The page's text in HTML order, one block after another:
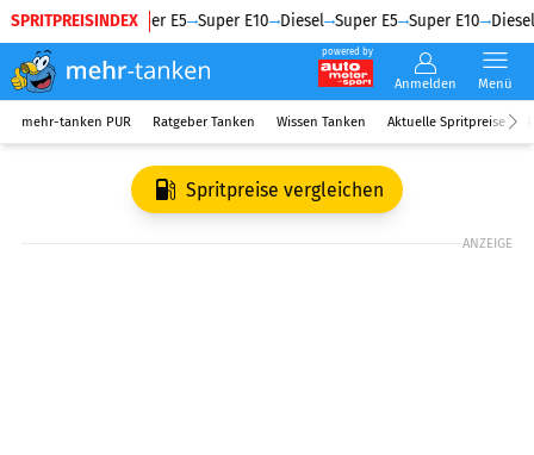
SPRITPREISINDEX
Diesel Super E5 Super E10 Diesel Super E5 Super E10 Diesel
powered by
Anmelden Menü
mehr-tanken PUR Ratgeber Tanken Wissen Tanken Aktuelle Spritpreise
Spritpreise vergleichen
ANZEIGE